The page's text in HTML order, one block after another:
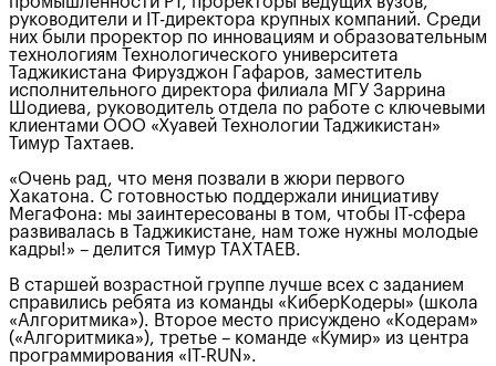
руководители и IT-директора крупных компаний. Среди
них были проректор по инновациям и образовательным
технологиям Технологического университета
Таджикистана Фирузджон Гафаров, заместитель
исполнительного директора филиала МГУ Заррина
Шодиева, руководитель отдела по работе с ключевыми
клиентами ООО «Хуавей Технологии Таджикистан»
Тимур Тахтаев.
«Очень рад, что меня позвали в жюри первого
Хакатона. С готовностью поддержали инициативу
МегаФона: мы заинтересованы в том, чтобы IT-сфера
развивалась в Таджикистане, нам тоже нужны молодые
кадры!» – делится Тимур ТАХТАЕВ.
В старшей возрастной группе лучше всех с заданием
справились ребята из команды «КиберКодеры» (школа
«Алгоритмика»). Второе место присуждено «Кодерам»
(«Алгоритмика»), третье – команде «Кумир» из центра
программирования «IT-RUN».